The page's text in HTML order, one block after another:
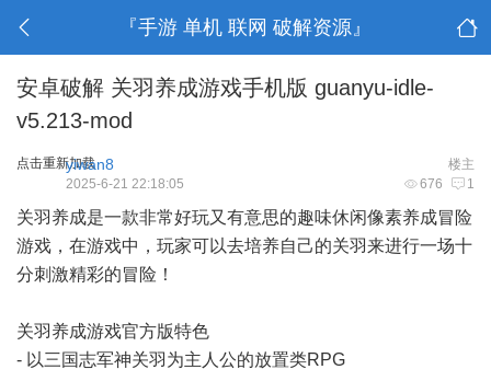
『手游 单机 联网 破解资源』
安卓破解 关羽养成游戏手机版 guanyu-idle-
v5.213-mod
点击重新加载 楼主
yiwan8
676 1
2025-6-21 22:18:05
关羽养成是一款非常好玩又有意思的趣味休闲像素养成冒险
游戏，在游戏中，玩家可以去培养自己的关羽来进行一场十
分刺激精彩的冒险！
关羽养成游戏官方版特色
- 以三国志军神关羽为主人公的放置类RPG